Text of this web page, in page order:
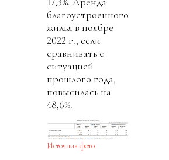
благоустроенного
жилья в ноябре
2022 г., если
сравнивать с
ситуацией
прошлого года,
повысилась на
48,6%.
Источник фото